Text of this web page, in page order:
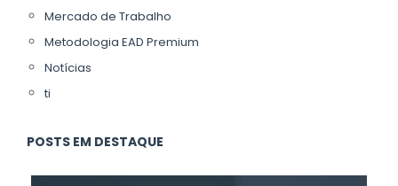
Mercado de Trabalho
Metodologia EAD Premium
Notícias
ti
POSTS EM DESTAQUE